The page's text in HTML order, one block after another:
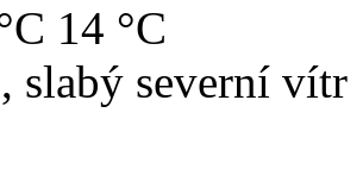
14 °C
slabý severní vítr